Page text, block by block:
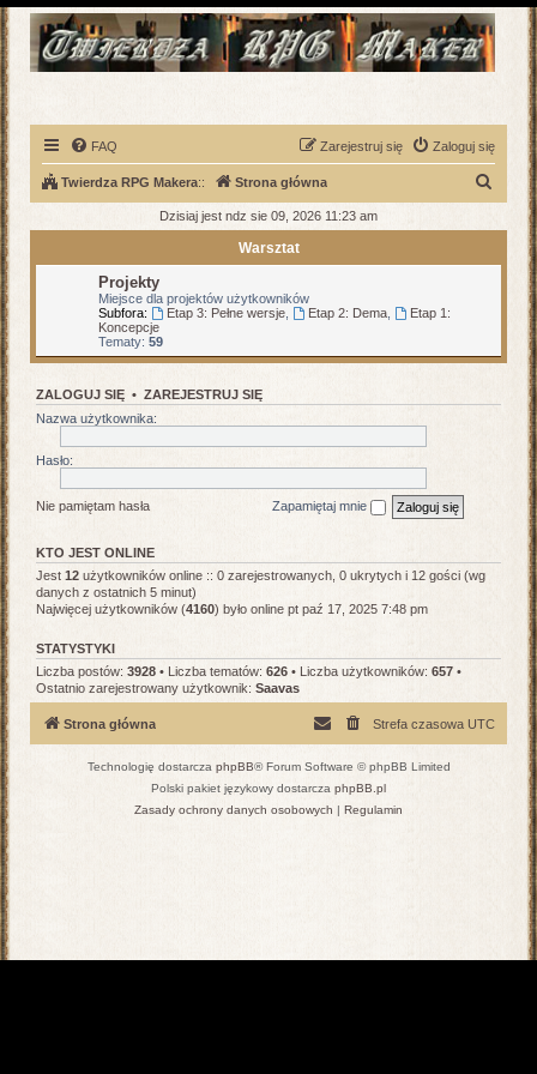
FAQ Zaloguj się
Zarejestruj się
Twierdza RPG Makera:: Strona główna
k
Dzisiaj jest ndz sie 09, 2026 11:23 am
Warsztat
Projekty
Miejsce dla projektów użytkowników
Subfora:
Etap 3: Pełne wersje, Etap 2: Dema,
Etap 1:
Koncepcje
Tematy: 59
ZALOGUJ SIĘ • ZAREJESTRUJ SIĘ
Nazwa użytkownika:
Hasło:
Nie pamiętam hasła Zapamiętaj mnie
KTO JEST ONLINE
Jest 12 użytkowników online :: 0 zarejestrowanych, 0 ukrytych i 12 gości (wg
danych z ostatnich 5 minut)
Najwięcej użytkowników (4160) było online pt paź 17, 2025 7:48 pm
STATYSTYKI
Liczba postów: 3928 • Liczba tematów: 626 • Liczba użytkowników: 657 •
Ostatnio zarejestrowany użytkownik: Saavas
Strona główna Strefa czasowa UTC
Technologię dostarcza phpBB® Forum Software © phpBB Limited
Polski pakiet językowy dostarcza phpBB.pl
Zasady ochrony danych osobowych | Regulamin